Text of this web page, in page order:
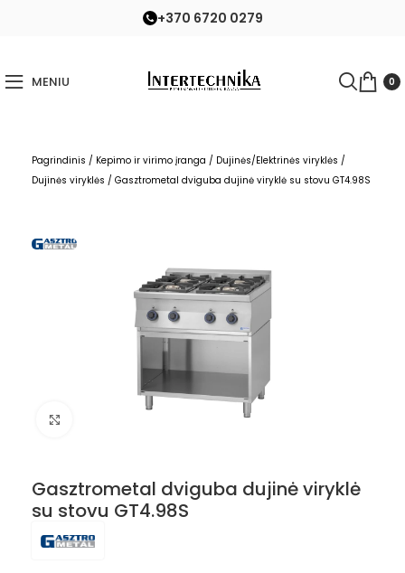
+370 6720 0279
MENIU 0
Pagrindinis / Kepimo ir virimo įranga / Dujinės/Elektrinės viryklės /
Dujinės viryklės / Gasztrometal dviguba dujinė viryklė su stovu GT4.98S
Gasztrometal dviguba dujinė viryklė
su stovu GT4.98S